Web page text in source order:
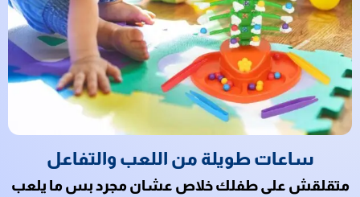
ساعات طويلة من اللعب والتفاعل
متقلقش على طفلك خلاص عشان مجرد بس ما يلعب